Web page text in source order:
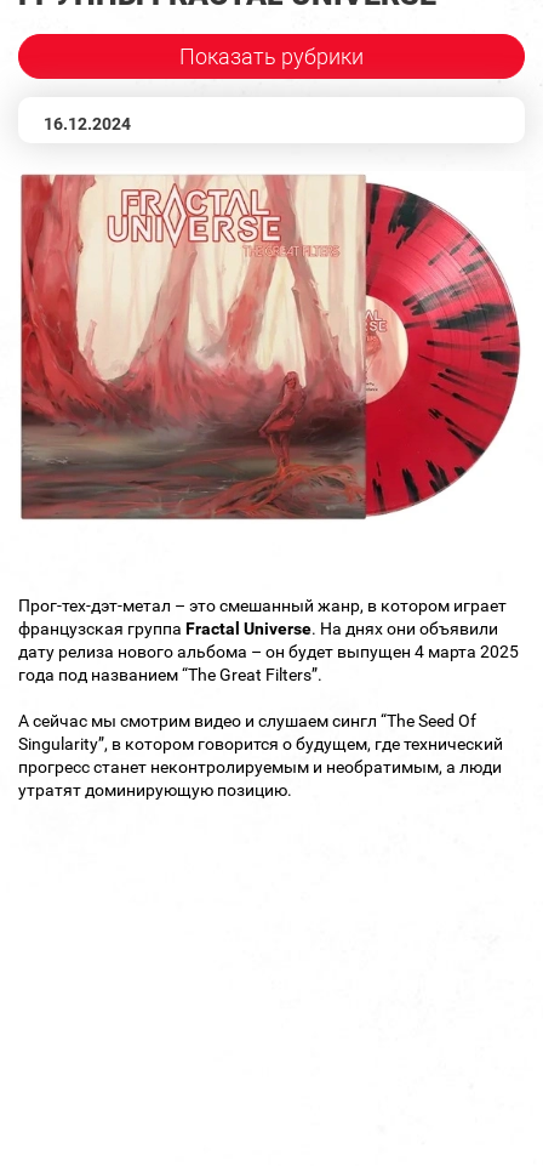
Показать рубрики
16.12.2024
Прог-тех-дэт-метал – это смешанный жанр, в котором играет
французская группа Fractal Universe. На днях они объявили
дату релиза нового альбома – он будет выпущен 4 марта 2025
года под названием “The Great Filters”.
А сейчас мы смотрим видео и слушаем сингл “The Seed Of
Singularity”, в котором говорится о будущем, где технический
прогресс станет неконтролируемым и необратимым, а люди
утратят доминирующую позицию.